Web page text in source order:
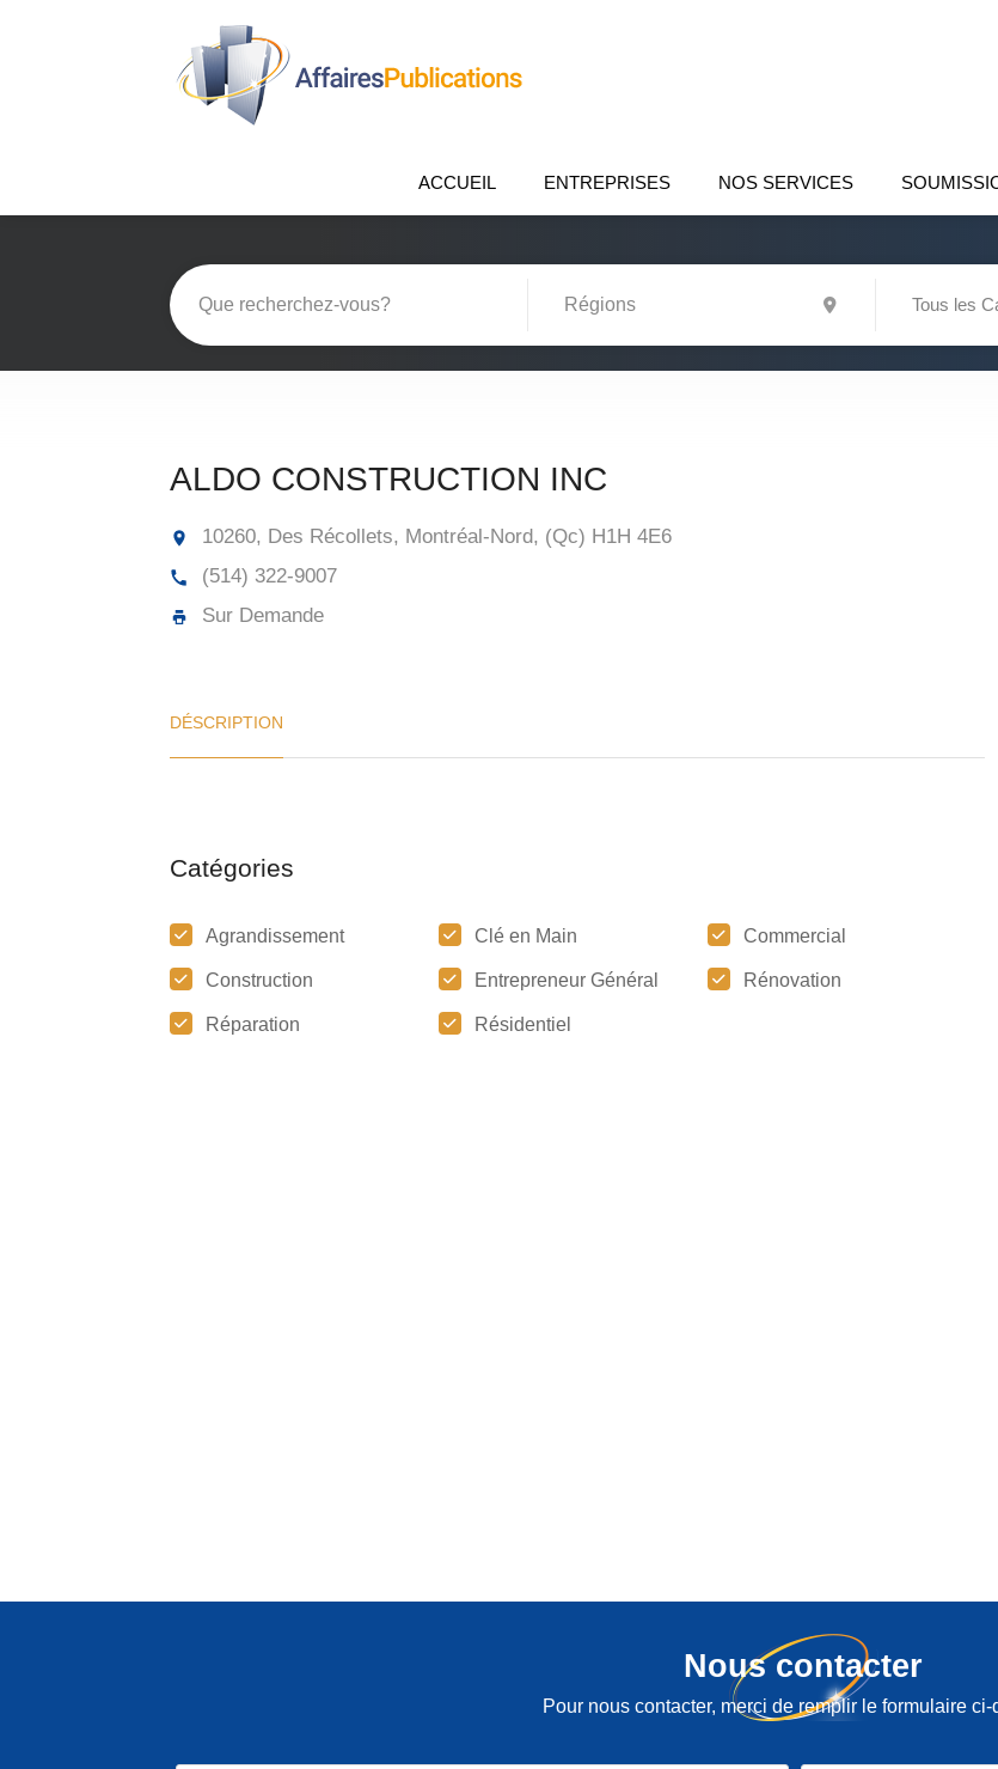
ACCUEIL ENTREPRISES NOS SERVICES
Tous les
ALDO CONSTRUCTION INC
10260, Des Récollets, Montréal-Nord, (Qc) H1H 4E6
(514) 322-9007
Sur Demande
DÉSCRIPTION
Catégories
Agrandissement Clé en Main Commercial
Construction Entrepreneur Général Rénovation
Réparation Résidentiel
Nous contacter
Pour nous contacter, merci de remplir le formulaire